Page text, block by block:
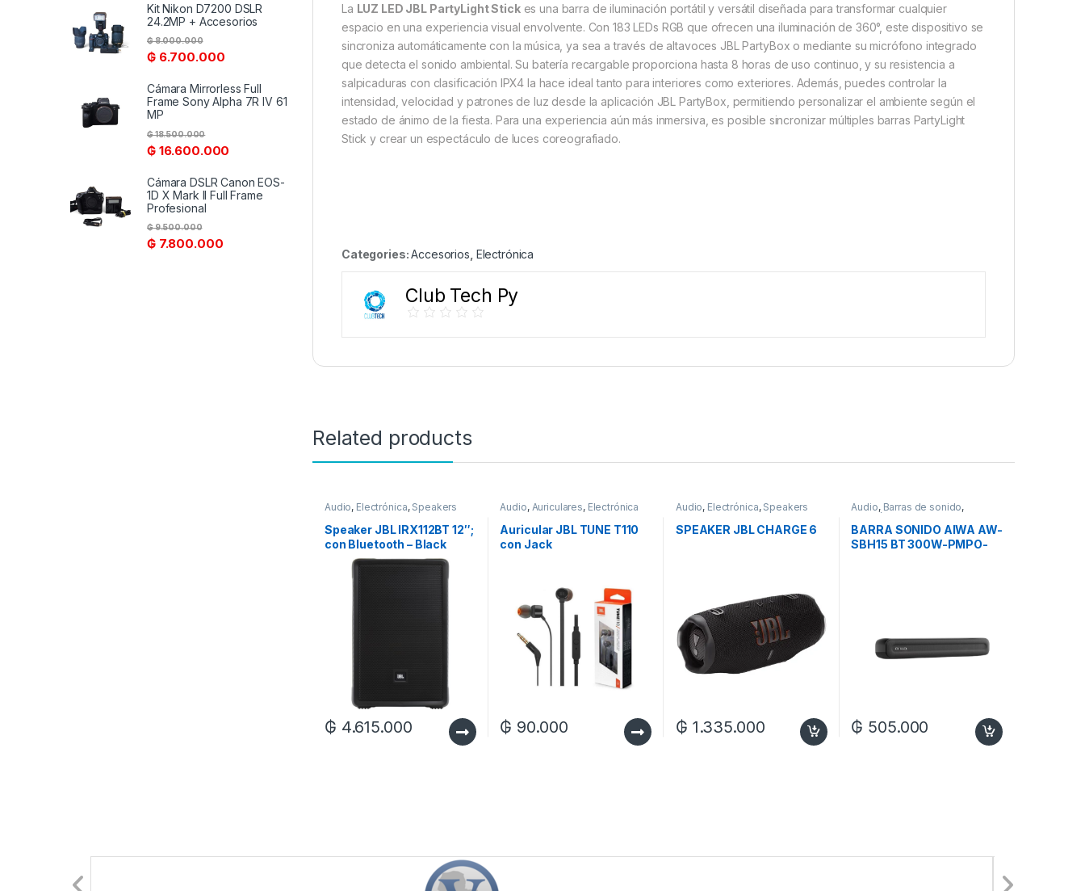
La LUZ LED JBL PartyLight Stickes una barra de iluminación portátil y versátil diseñada para transformar cualquier
espacio en una experiencia visual envolvente. Con 183 LEDs RGB que ofrecen una iluminación de 360°, este dispositivo se
sincroniza automáticamente con la música, ya sea a través de altavoces JBL PartyBox o mediante su micrófono integrado
que detecta el sonido ambiental. Su batería recargable proporciona hasta 8 horas de uso continuo, y su resistencia a
salpicaduras con clasificación IPX4 la hace ideal tanto para interiores como exteriores. Además, puedes controlar la
intensidad, velocidad y patrones de luz desde la aplicación JBL PartyBox, permitiendo personalizar el ambiente según el
estado de ánimo de la fiesta. Para una experiencia aún más inmersiva, es posible sincronizar múltiples barras PartyLight
Stick y crear un espectáculo de luces coreografiado.
Categories:Accesorios Electrónica
Club Tech Py
Related products
Audio, Electrónica, Speakers
Speaker JBL IRX112BT 12″;
con Bluetooth – Black
₲ 4.615.000
Audio, Auriculares, Electrónica
Auricular JBL TUNE T110
con Jack
₲ 90.000
Audio, Electrónica, Speakers
SPEAKER JBL CHARGE 6
₲ 1.335.000
Audio, Barras de sonido,
Electrónica
BARRA SONIDO AIWA AW-
SBH15 BT 300W-PMPO-
₲ 505.000
Kit Nikon D7200 DSLR
24.2MP + Accesorios
₲6.700.000
₲8.000.000
Cámara Mirrorless Full
Frame Sony Alpha 7R IV 61
MP
₲16.600.000
₲18.500.000
Cámara DSLR Canon EOS-
1D X Mark II Full Frame
Profesional
₲7.800.000
₲9.500.000